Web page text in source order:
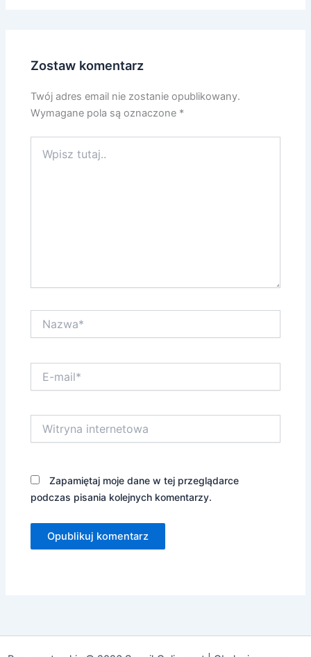
Zostaw komentarz
Twój adres email nie zostanie opublikowany.
Wymagane pola są oznaczone *
tutaj..
mail*
internetowa
Zapamiętaj moje dane w tej przeglądarce
podczas pisania kolejnych komentarzy.